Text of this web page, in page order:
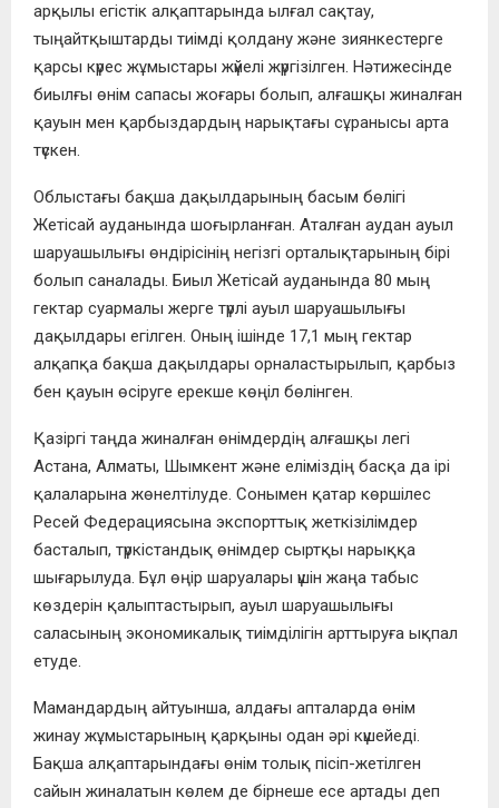
арқылы егістік алқаптарында ылғал сақтау,
тыңайтқыштарды тиімді қолдану және зиянкестерге
қарсы күрес жұмыстары жүйелі жүргізілген. Нәтижесінде
биылғы өнім сапасы жоғары болып, алғашқы жиналған
қауын мен қарбыздардың нарықтағы сұранысы арта
түскен.
Облыстағы бақша дақылдарының басым бөлігі
Жетісай ауданында шоғырланған. Аталған аудан ауыл
шаруашылығы өндірісінің негізгі орталықтарының бірі
болып саналады. Биыл Жетісай ауданында 80 мың
гектар суармалы жерге түрлі ауыл шаруашылығы
дақылдары егілген. Оның ішінде 17,1 мың гектар
алқапқа бақша дақылдары орналастырылып, қарбыз
бен қауын өсіруге ерекше көңіл бөлінген.
Қазіргі таңда жиналған өнімдердің алғашқы легі
Астана, Алматы, Шымкент және еліміздің басқа да ірі
қалаларына жөнелтілуде. Сонымен қатар көршілес
Ресей Федерациясына экспорттық жеткізілімдер
басталып, түркістандық өнімдер сыртқы нарыққа
шығарылуда. Бұл өңір шаруалары үшін жаңа табыс
көздерін қалыптастырып, ауыл шаруашылығы
саласының экономикалық тиімділігін арттыруға ықпал
етуде.
Мамандардың айтуынша, алдағы апталарда өнім
жинау жұмыстарының қарқыны одан әрі күшейеді.
Бақша алқаптарындағы өнім толық пісіп-жетілген
сайын жиналатын көлем де бірнеше есе артады деп